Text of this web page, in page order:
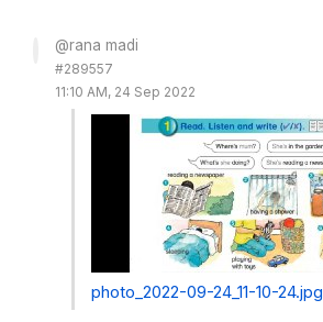
@rana madi
#289557
11:10 AM, 24 Sep 2022
photo_2022-09-24_11-10-24.jpg